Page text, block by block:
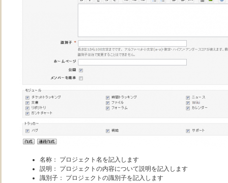
名称： プロジェクト名を記入します
説明： プロジェクトの内容について説明を記入します
識別子： プロジェクトの識別子を記入します